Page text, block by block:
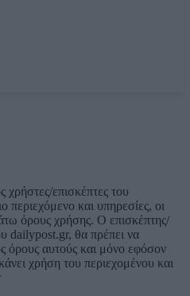
επισκέπτες του
περιεχόμενο και υπηρεσίες, οι
όρους χρήσης. Ο επισκέπτης/
dailypost.gr, θα πρέπει να
όρους αυτούς και μόνο εφόσον
χρήση του περιεχομένου και